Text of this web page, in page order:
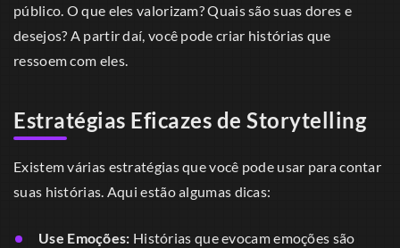
público. O que eles valorizam? Quais são suas dores e
desejos? A partir daí, você pode criar histórias que
ressoem com eles.
Estratégias Eficazes de Storytelling
Existem várias estratégias que você pode usar para contar
suas histórias. Aqui estão algumas dicas:
Use Emoções: Histórias que evocam emoções são